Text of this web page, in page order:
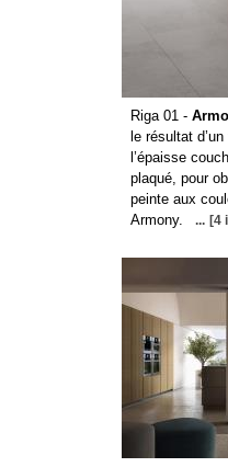
Riga 01 -
le résultat
l’épaisse
plaqué, pour
peinte aux
Armony.
... [4